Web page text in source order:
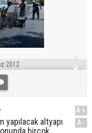
2012
yapılacak altyapı
birçok
A+
A-